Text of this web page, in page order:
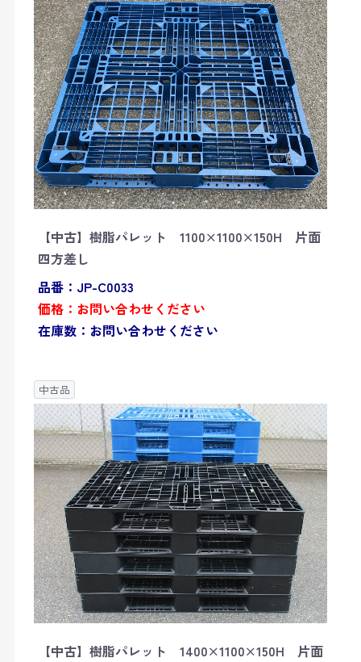
【中古】樹脂パレット 1100×1100×150H 片面
四方差し
品番：JP-C0033
価格：お問い合わせください
在庫数：お問い合わせください
中古品
【中古】樹脂パレット 1400×1100×150H 片面